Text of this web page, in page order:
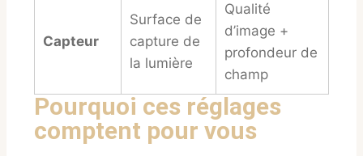
Capteur
Surface de
capture de
la lumière
Qualité
d’image +
profondeur de
champ
Pourquoi ces réglages
comptent pour vous